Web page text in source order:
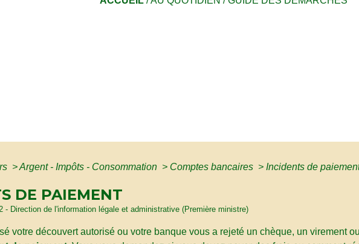
> Argent - Impôts - Consommation > Comptes bancaires > Incidents de
DE PAIEMENT
- Direction de l'information légale et administrative (Première ministre)
votre découvert autorisé ou votre banque vous a rejeté un chèque, un virement